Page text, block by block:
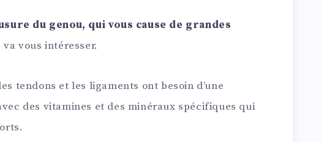
du genou, qui vous cause de grandes
vous intéresser.
tendons et les ligaments ont besoin d’une
des vitamines et des minéraux spécifiques qui